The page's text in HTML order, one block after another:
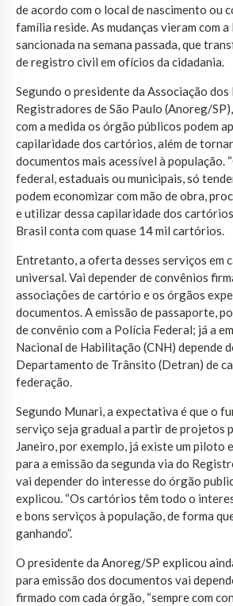
de acordo com o local de nascimento ou
família reside. As mudanças vieram com
sancionada na semana passada, que
de registro civil em ofícios da cidadania.
Segundo o presidente da Associação
Registradores de São Paulo (Anoreg/
com a medida os órgão públicos podem
capilaridade dos cartórios, além de
documentos mais acessível à população.
federal, estaduais ou municipais, só
podem economizar com mão de obra,
e utilizar dessa capilaridade dos
Brasil conta com quase 14 mil cartórios.
Entretanto, a oferta desses serviços em
universal. Vai depender de convênios
associações de cartório e os órgãos
documentos. A emissão de passaporte,
de convênio com a Polícia Federal; já a
Nacional de Habilitação (CNH) depende
Departamento de Trânsito (Detran) de
federação.
Segundo Munari, a expectativa é que o
serviço seja gradual a partir de projetos
Janeiro, por exemplo, já existe um piloto
para a emissão da segunda via do
vai depender do interesse do órgão
explicou. “Os cartórios têm todo o
e bons serviços à população, de forma
ganhando”.
O presidente da Anoreg/SP explicou
para emissão dos documentos vai
firmado com cada órgão, “sempre com